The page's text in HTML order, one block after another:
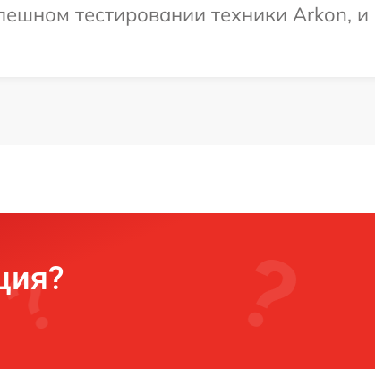
тестировании техники Arkon,